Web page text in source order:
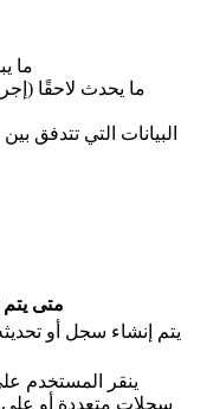
— ما
— البيانات التي تتدفق
متى يتم
يتم إنشاء سجل أو
ينقر المستخدم
سجلات متعددة أو